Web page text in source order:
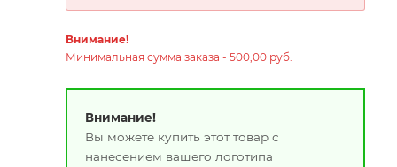
Внимание!
Минимальная сумма заказа - 500,00 руб.
Внимание!
Вы можете купить этот товар с
нанесением вашего логотипа